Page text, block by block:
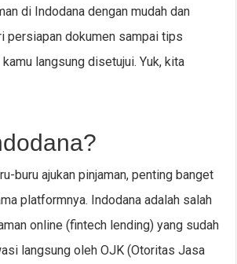
di Indodana dengan mudah dan
persiapan dokumen sampai tips
langsung disetujui. Yuk, kita
buru ajukan pinjaman, penting banget
platformnya. Indodana adalah salah
online (fintech lending) yang sudah
langsung oleh OJK (Otoritas Jasa